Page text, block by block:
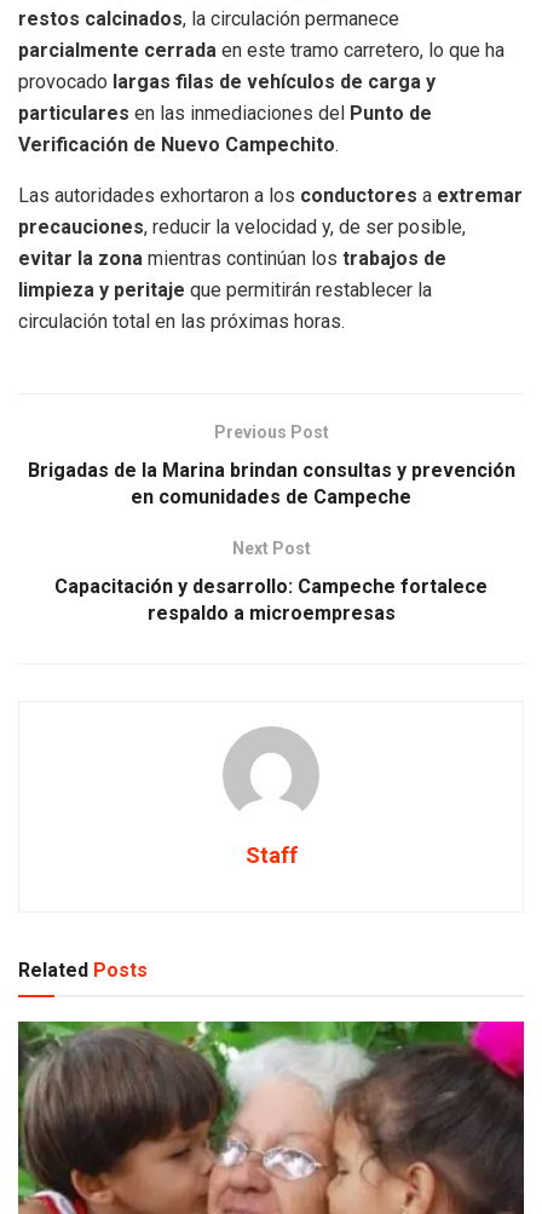
restos calcinados, la circulación permanece
parcialmente cerrada en este tramo carretero, lo que ha
provocado largas filas de vehículos de carga y
particulares en las inmediaciones del Punto de
Verificación de Nuevo Campechito.
Las autoridades exhortaron a los conductores a extremar
precauciones, reducir la velocidad y, de ser posible,
evitar la zona mientras continúan los trabajos de
limpieza y peritaje que permitirán restablecer la
circulación total en las próximas horas.
Previous Post
Brigadas de la Marina brindan consultas y prevención
en comunidades de Campeche
Next Post
Capacitación y desarrollo: Campeche fortalece
respaldo a microempresas
Staff
Related Posts